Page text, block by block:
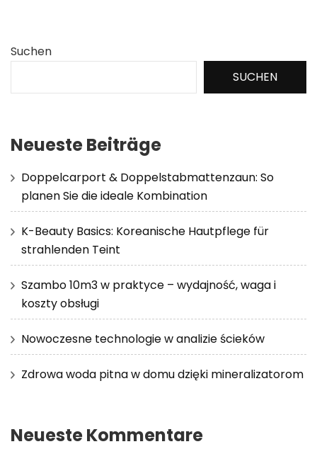
Suchen
SUCHEN
Neueste Beiträge
Doppelcarport & Doppelstabmattenzaun: So
planen Sie die ideale Kombination
K-Beauty Basics: Koreanische Hautpflege für
strahlenden Teint
Szambo 10m3 w praktyce – wydajność, waga i
koszty obsługi
Nowoczesne technologie w analizie ścieków
Zdrowa woda pitna w domu dzięki mineralizatorom
Neueste Kommentare